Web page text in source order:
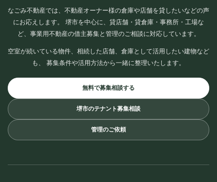
なごみ不動産では、不動産オーナー様の倉庫や店舗を貸したいなどの声
にお応えします。 堺市を中心に、貸店舗・貸倉庫・事務所・工場な
ど、事業用不動産の借主募集と管理のご相談に対応しています。
空室が続いている物件、相続した店舗、倉庫として活用したい建物など
も、 募集条件や活用方法から一緒に整理いたします。
無料で募集相談する
堺市のテナント募集相談
管理のご依頼